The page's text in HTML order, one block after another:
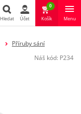
Hledat
Hledat Účet
0
Košík Menu
Příruby sání
Náš kód: P234